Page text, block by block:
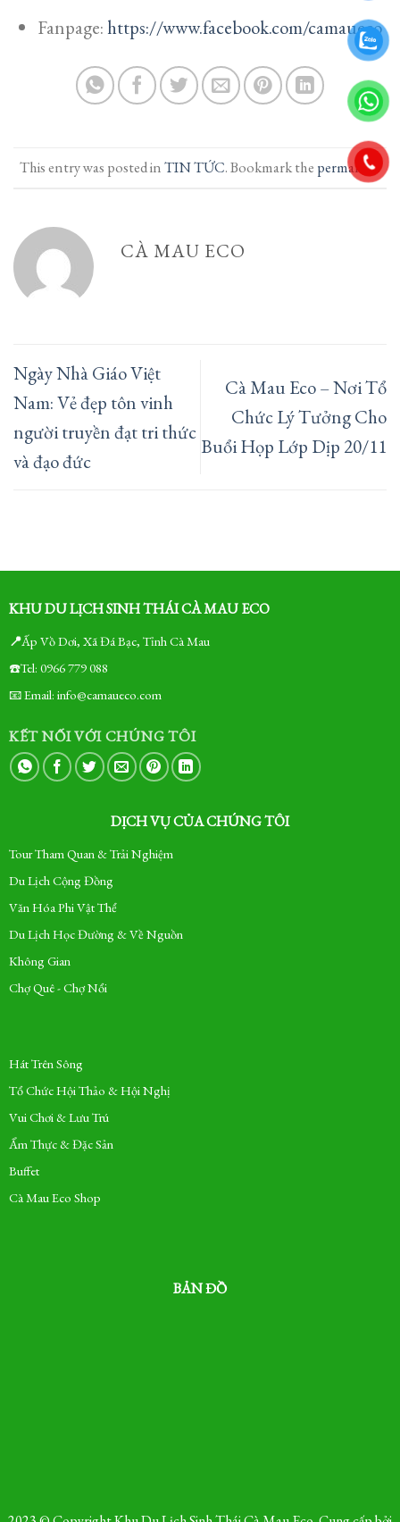
Fanpage:https://www.facebook.com/camaueco
This entry was posted inTIN TỨC. Bookmark the permalink.
CÀ MAU ECO
Ngày Nhà Giáo Việt
Nam: Vẻ đẹp tôn vinh
người truyền đạt tri thức
và đạo đức
Cà Mau Eco – Nơi Tổ
Chức Lý Tưởng Cho
Buổi Họp Lớp Dịp 20/11
KHU DU LỊCH SINH THÁI CÀ MAU ECO
📍Ấp Vồ Dơi, Xã Đá Bạc, Tỉnh Cà Mau
☎️Tel: 0966 779 088
📧 Email: info@camaueco.com
KẾT NỐI VỚI CHÚNG TÔI
DỊCH VỤ CỦA CHÚNG TÔI
Tour Tham Quan & Trải Nghiệm
Du Lịch Cộng Đồng
Văn Hóa Phi Vật Thể
Du Lịch Học Đường & Về Nguồn
Không Gian
Chợ Quê - Chợ Nổi
Hát Trên Sông
Tổ Chức Hội Thảo & Hội Nghị
Vui Chơi & Lưu Trú
Ẩm Thực & Đặc Sản
Buffet
Cà Mau Eco Shop
BẢN ĐỒ